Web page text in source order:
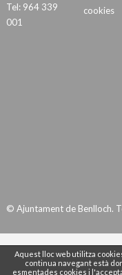
Tel: 964 339
001
cookies
© Ajuntament de Benlloch.
Aquest lloc web utilitza
continua navegant està
esmentades cookies i